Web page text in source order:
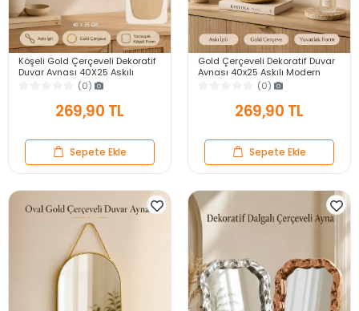
Köşeli Gold Çerçeveli Dekoratif
Duvar Aynası 40X25 Askılı
Modern Salon Antre Banyo
Yatak Odası Ayna
(0)
269,90 TL
Sepete Ekle
Gold Çerçeveli Dekoratif Duvar
Aynası 40x25 Askılı Modern
Salon Antre Banyo Yatak Odası
(0)
269,90 TL
Sepete Ekle